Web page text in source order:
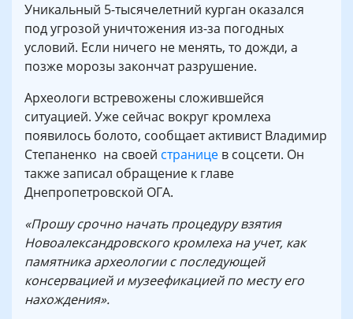
Уникальный 5-тысячелетний курган оказался
под угрозой уничтожения из-за погодных
условий. Если ничего не менять, то дожди, а
позже морозы закончат разрушение.
Археологи встревожены сложившейся
ситуацией. Уже сейчас вокруг кромлеха
появилось болото, сообщает активист Владимир
Степаненко на своей странице в соцсети. Он
также записал обращение к главе
Днепропетровской ОГА.
«Прошу срочно начать процедуру взятия
Новоалександровского кромлеха на учет, как
памятника археологии с последующей
консервацией и музеефикацией по месту его
нахождения».